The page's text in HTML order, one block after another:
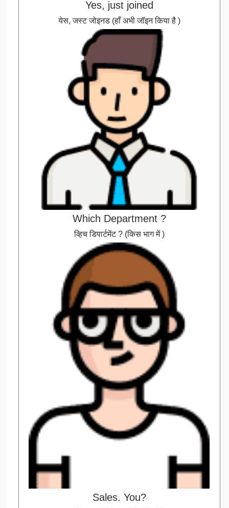
Yes, just joined
येस, जस्ट जोइनड (हाँ अभी जॉइन किया है )
Which Department ?
व्हिच डिपार्टमेंट ? (किस भाग में )
Sales. You?